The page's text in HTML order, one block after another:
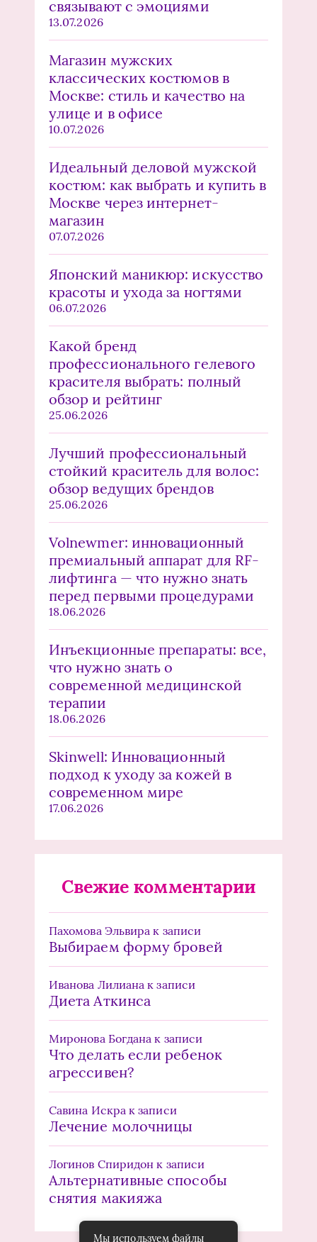
связывают с эмоциями
13.07.2026
Магазин мужских
классических костюмов в
Москве: стиль и качество на
улице и в офисе
10.07.2026
Идеальный деловой мужской
костюм: как выбрать и купить в
Москве через интернет-
магазин
07.07.2026
Японский маникюр: искусство
красоты и ухода за ногтями
06.07.2026
Какой бренд
профессионального гелевого
красителя выбрать: полный
обзор и рейтинг
25.06.2026
Лучший профессиональный
стойкий краситель для волос:
обзор ведущих брендов
25.06.2026
Volnewmer: инновационный
премиальный аппарат для RF-
лифтинга — что нужно знать
перед первыми процедурами
18.06.2026
Инъекционные препараты: все,
что нужно знать о
современной медицинской
терапии
18.06.2026
Skinwell: Инновационный
подход к уходу за кожей в
современном мире
17.06.2026
Свежие комментарии
Пахомова Эльвира к записи
Выбираем форму бровей
Иванова Лилиана к записи
Диета Аткинса
Миронова Богдана к записи
Что делать если ребенок
агрессивен?
Савина Искра к записи
Лечение молочницы
Логинов Спиридон к записи
Альтернативные способы
снятия макияжа
Мы используем файлы